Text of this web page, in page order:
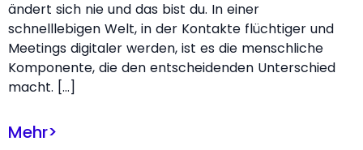
ändert sich nie und das bist du. In einer
schnelllebigen Welt, in der Kontakte flüchtiger und
Meetings digitaler werden, ist es die menschliche
Komponente, die den entscheidenden Unterschied
macht. […]
Mehr>